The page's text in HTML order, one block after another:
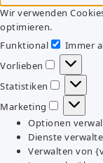
Wir verwenden
optimieren.
Funktional
Immer
Vorlieben
Vorlieben
Statistiken
Marketing
Optionen
Dienste
Verwalten von